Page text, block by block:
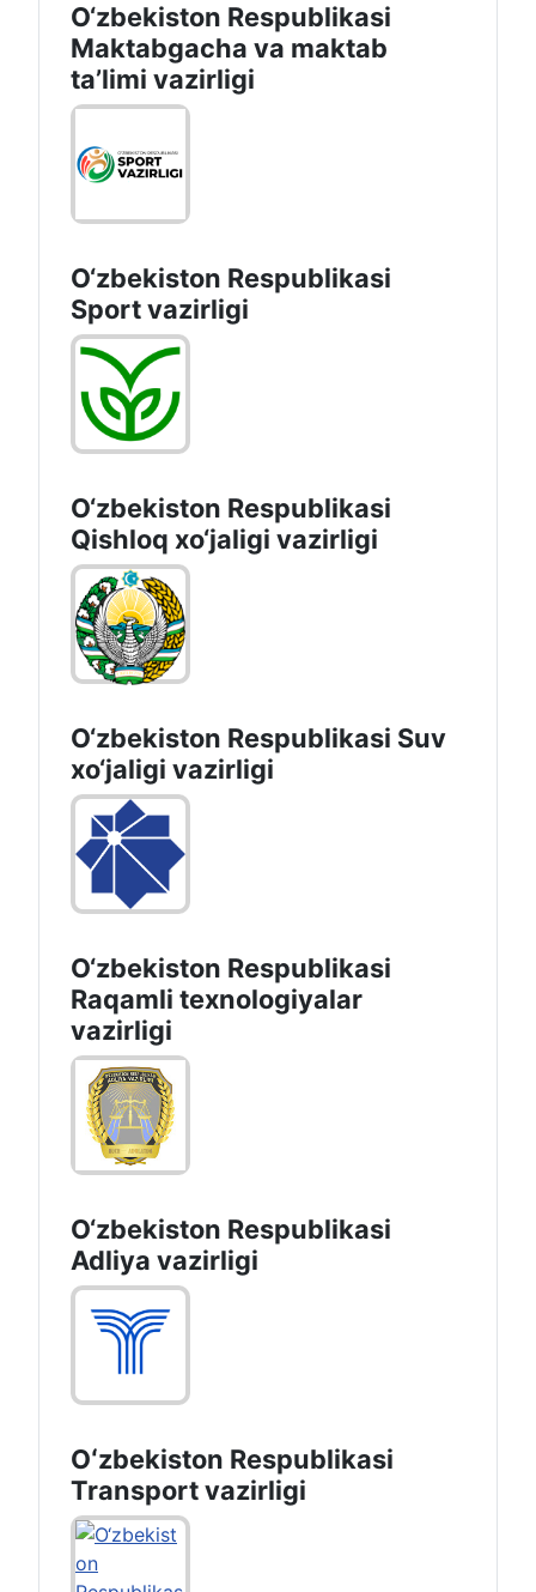
O‘zbekiston Respublikasi
Maktabgacha va maktab
taʼlimi vazirligi
O‘zbekiston Respublikasi
Sport vazirligi
O‘zbekiston Respublikasi
Qishloq хo‘jаligi vаzirligi
O‘zbekiston Respublikasi Suv
хo‘jaligi vazirligi
O‘zbekiston Respublikasi
Raqamli texnologiyalar
vazirligi
O‘zbekiston Respublikasi
Adliya vazirligi
Oʻzbekiston Respublikasi
Transport vazirligi